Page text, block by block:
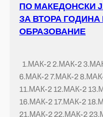
ПО МАКЕДОНСКИ
ЗА ВТОРА
ОБРАЗОВАНИЕ
1.МАК-2 2.МАК-2
6.МАК-2 7.МАК-2
11.МАК-2 12.МАК-2
16.МАК-2 17.МАК-2
21.МАК-2 22.МАК-2